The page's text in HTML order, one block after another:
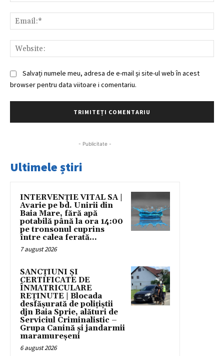
Salvați numele meu, adresa de e-mail și site-ul web în acest
browser pentru data viitoare i comentariu.
- Publicitate -
Ultimele știri
INTERVENȚIE VITAL SA |
Avarie pe bd. Unirii din
Baia Mare, fără apă
potabilă până la ora 14:00
pe tronsonul cuprins
între calea ferată...
7 august 2026
SANCȚIUNI ȘI
CERTIFICATE DE
ÎNMATRICULARE
REȚINUTE | Blocada
desfășurată de polițiștii
djn Baia Sprie, alături de
Serviciul Criminalistic –
Grupa Canină și jandarmii
maramureșeni
6 august 2026